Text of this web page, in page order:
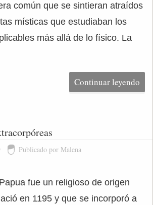
común que se sintieran atraídos
místicas que estudiaban los
más allá de lo físico. La
Continuar leyendo
Publicado por Malena
fue un religioso de origen
en 1195 y que se incorporó a